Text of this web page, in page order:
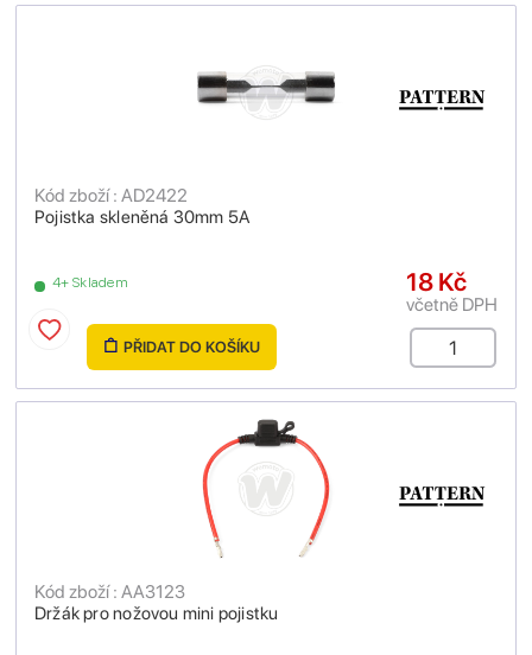
Pojistka skleněná 30mm 5A
Kód zboží : AD2422
4+ Skladem 18 Kč
včetně DPH
PŘIDAT DO KOŠÍKU
Držák pro nožovou mini pojistku
Kód zboží : AA3123